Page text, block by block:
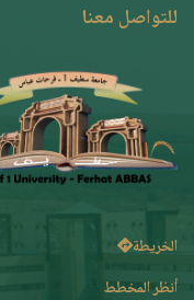
للتواصل معنا
الخريطة
أنظر المخطط